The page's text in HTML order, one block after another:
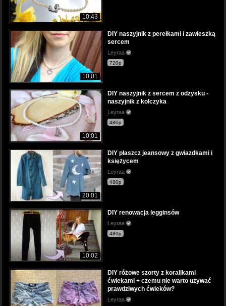
10:43
10:01
DIY naszyjnik z perełkami i zawieszką
sercem
Leyraa
720p
10:01
DIY naszyjnik z sercem z odzysku -
naszyjnik z kolczyka
Leyraa
480p
20:01
DIY płaszcz jeansowy z gwiazdkami i
księżycem
Leyraa
480p
10:02
DIY renowacja legginsów
Leyraa
480p
DIY różowe szorty z koralikami
ćwiekami + czemu nie warto używać
prawdziwych ćwieków?
Leyraa